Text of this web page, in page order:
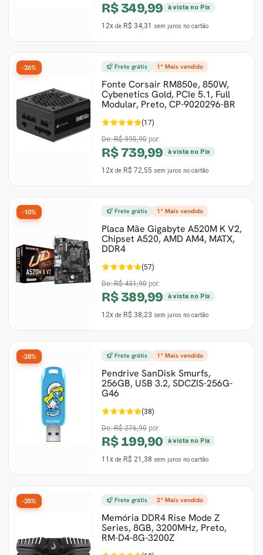
R$ 349,99 à vista no Pix
12x de R$ 34,31 sem juros no cartão
Frete grátis 1º Mais vendido
Fonte Corsair RM850e, 850W,
Cybenetics Gold, PCIe 5.1, Full
Modular, Preto, ‎CP-9020296-BR
(17)
De:R$ 995,90 por:
R$ 739,99 à vista no Pix
12x de R$ 72,55 sem juros no cartão
-26%
Frete grátis 1º Mais vendido
Placa Mãe Gigabyte A520M K V2,
Chipset A520, AMD AM4, MATX,
DDR4
(57)
De:R$ 431,90 por:
R$ 389,99 à vista no Pix
12x de R$ 38,23 sem juros no cartão
-10%
Frete grátis 1º Mais vendido
Pendrive SanDisk Smurfs,
256GB, USB 3.2, SDCZIS-256G-
G46
(38)
De:R$ 276,90 por:
R$ 199,90 à vista no Pix
11x de R$ 21,38 sem juros no cartão
-28%
Frete grátis 2º Mais vendido
Memória DDR4 Rise Mode Z
Series, 8GB, 3200MHz, Preto,
RM-D4-8G-3200Z
-35%